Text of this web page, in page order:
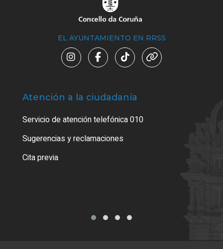
EL AYUNTAMIENTO EN RRSS
Atención a la ciudadanía
Servicio de atención telefónica 010
Sugerencias y reclamaciones
Cita previa